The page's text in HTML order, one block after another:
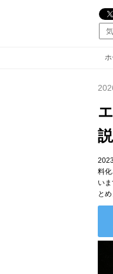
ホ
料
い
とめ